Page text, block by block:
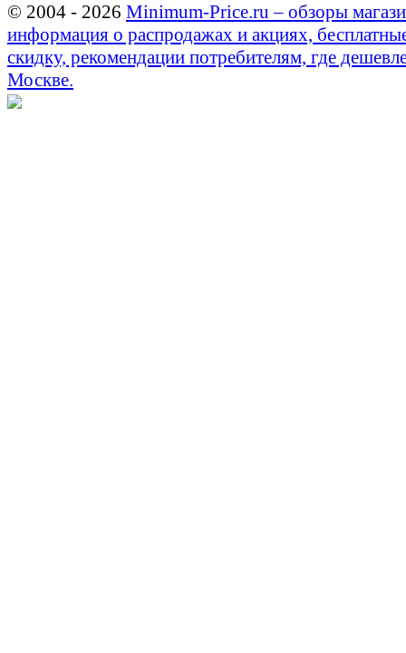
© 2004 - 2026 Minimum-Price.ru – обзоры
информация о распродажах и акциях,
скидку, рекомендации потребителям, где
Москве.